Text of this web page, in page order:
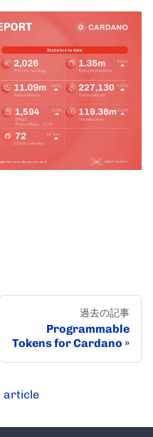
過去の記事
Programmable
Tokens for Cardano
article